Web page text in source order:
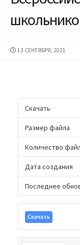
ДАТА
13 СЕНТЯБРЯ, 2021
Скачать
Размер файла
Количество
Дата создания
Последнее
Скачать